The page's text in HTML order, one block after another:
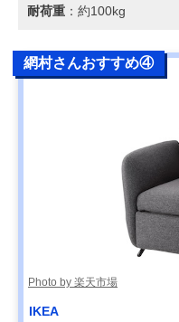
耐荷重 ：約100kg
網村さんおすすめ④
Photo by 楽天市場
IKEA